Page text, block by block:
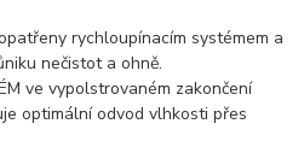
rychloupínacím systémem a
nečistot a ohně.
ve vypolstrovaném zakončení
optimální odvod vlhkosti přes